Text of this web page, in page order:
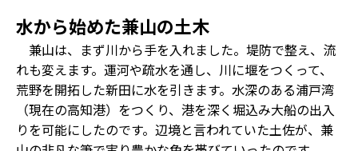
水から始めた兼山の土木
兼山は、まず川から手を入れました。堤防で整え、流
れも変えます。運河や疏水を通し、川に堰をつくって、
荒野を開拓した新田に水を引きます。水深のある浦戸湾
（現在の高知港）をつくり、港を深く堀込み大船の出入
りを可能にしたのです。辺境と言われていた土佐が、兼